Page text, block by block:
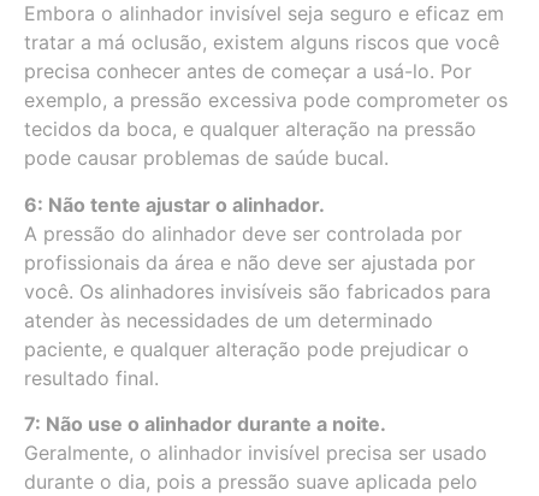
Embora o alinhador invisível seja seguro e eficaz em
tratar a má oclusão, existem alguns riscos que você
precisa conhecer antes de começar a usá-lo. Por
exemplo, a pressão excessiva pode comprometer os
tecidos da boca, e qualquer alteração na pressão
pode causar problemas de saúde bucal.
6: Não tente ajustar o alinhador.
A pressão do alinhador deve ser controlada por
profissionais da área e não deve ser ajustada por
você. Os alinhadores invisíveis são fabricados para
atender às necessidades de um determinado
paciente, e qualquer alteração pode prejudicar o
resultado final.
7: Não use o alinhador durante a noite.
Geralmente, o alinhador invisível precisa ser usado
durante o dia, pois a pressão suave aplicada pelo